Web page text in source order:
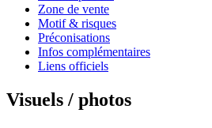
Zone de vente
Motif & risques
Préconisations
Infos complémentaires
Liens officiels
Visuels / photos